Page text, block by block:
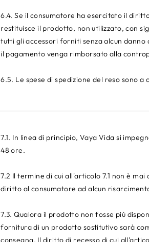
6.4. Se il consumatore ha esercitato il
restituisce il prodotto, non utilizzato, con
tutti gli accessori forniti senza alcun
il pagamento venga rimborsato alla
6.5. Le spese di spedizione del reso sono
7.1. In linea di principio, Vaya Vida si
48 ore.
7.2 Il termine di cui all'articolo 7.1 non è
diritto al consumatore ad alcun
7.3. Qualora il prodotto non fosse più
fornitura di un prodotto sostitutivo sarà
consegna. Il diritto di recesso di cui